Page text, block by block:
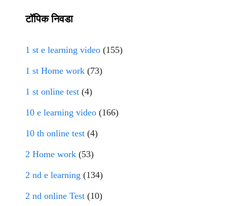
टॉपिक निवडा
1 st e learning video (155)
1 st Home work (73)
1 st online test (4)
10 e learning video (166)
10 th online test (4)
2 Home work (53)
2 nd e learning (134)
2 nd online Test (10)